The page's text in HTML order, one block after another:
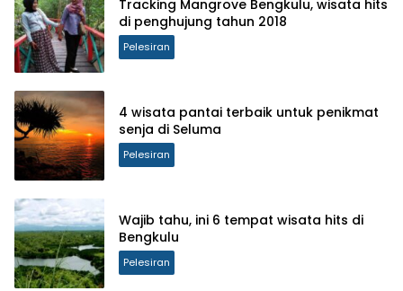
Tracking Mangrove Bengkulu, wisata hits
di penghujung tahun 2018
Pelesiran
4 wisata pantai terbaik untuk penikmat
senja di Seluma
Pelesiran
Wajib tahu, ini 6 tempat wisata hits di
Bengkulu
Pelesiran